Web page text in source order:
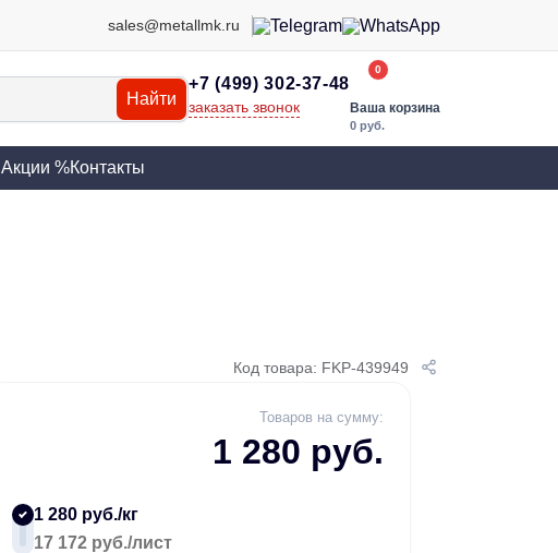
sales@metallmk.ru
Найти
+7 (499) 302-37-48
заказать звонок
0
Ваша корзина
0 руб.
Акции %Контакты
Код товара: FKP-439949
Товаров на сумму:
1 280 руб.
1 280 руб./кг
17 172 руб./лист